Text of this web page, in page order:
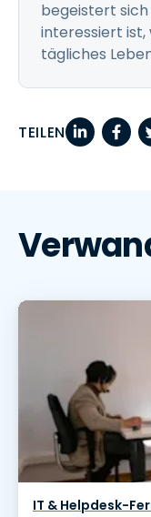
begeistert
interessiert ist,
tägliches
TEILEN
IT & Helpdesk-